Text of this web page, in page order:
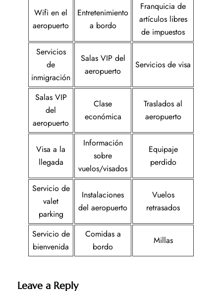
Wifi en el
aeropuerto
Entretenimiento
a bordo
Franquicia de
artículos libres
de impuestos
Servicios
de
inmigración
Salas VIP del
aeropuerto
Servicios de visa
Salas VIP
del
aeropuerto
Clase
económica
Traslados al
aeropuerto
Visa a la
llegada
Información
sobre
vuelos/visados
Equipaje
perdido
Servicio de
valet
parking
Instalaciones
del aeropuerto
Vuelos
retrasados
Servicio de
bienvenida
Comidas a
bordo
Millas
Leave a Reply